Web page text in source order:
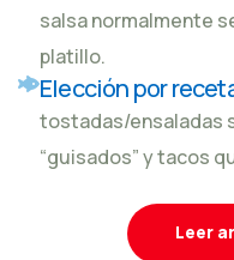
salsa normalmente
platillo.
Elección por
tostadas/ensaladas
“guisados” y tacos
Leer